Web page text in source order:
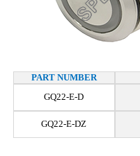
PART NUMBER
GQ22-E-D
GQ22-E-DZ